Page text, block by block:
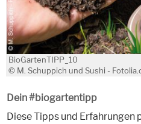
BioGartenTIPP_10
© M. Schuppich und Sushi -
Dein #biogartentipp
Diese Tipps und Erfahrungen